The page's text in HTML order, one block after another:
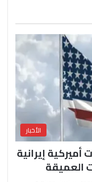
الأخبار
إيرانية
العميقة